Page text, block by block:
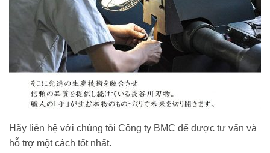
Hãy liên hệ với chúng tôi Công ty BMC để được tư vấn và
hỗ trợ một cách tốt nhất.